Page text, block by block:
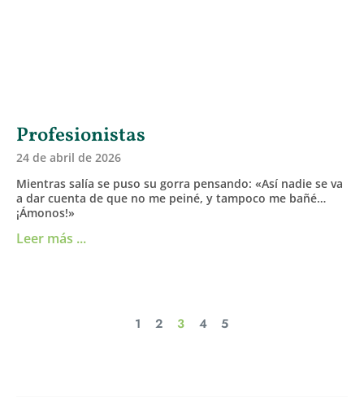
Profesionistas
24 de abril de 2026
Mientras salía se puso su gorra pensando: «Así nadie se va
a dar cuenta de que no me peiné, y tampoco me bañé…
¡Ámonos!»
Leer más ...
1 2 3 4 5